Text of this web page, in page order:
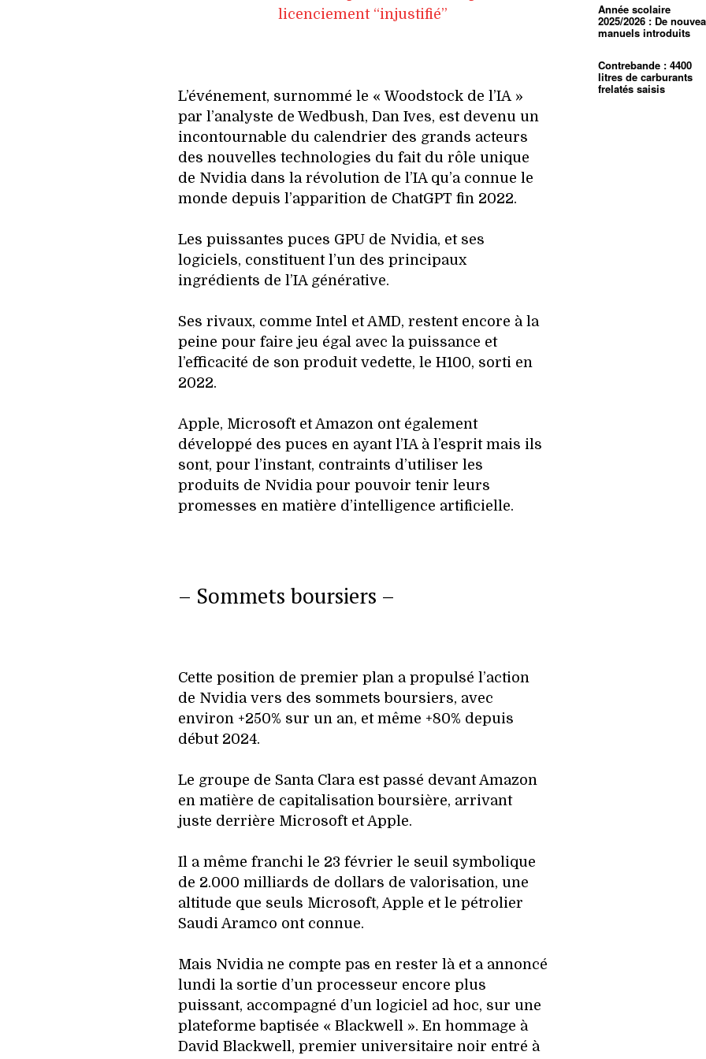
licenciement “injustifié”
L’événement, surnommé le « Woodstock de l’IA »
par l’analyste de Wedbush, Dan Ives, est devenu un
incontournable du calendrier des grands acteurs
des nouvelles technologies du fait du rôle unique
de Nvidia dans la révolution de l’IA qu’a connue le
monde depuis l’apparition de ChatGPT fin 2022.
Les puissantes puces GPU de Nvidia, et ses
logiciels, constituent l’un des principaux
ingrédients de l’IA générative.
Ses rivaux, comme Intel et AMD, restent encore à la
peine pour faire jeu égal avec la puissance et
l’efficacité de son produit vedette, le H100, sorti en
2022.
Apple, Microsoft et Amazon ont également
développé des puces en ayant l’IA à l’esprit mais ils
sont, pour l’instant, contraints d’utiliser les
produits de Nvidia pour pouvoir tenir leurs
promesses en matière d’intelligence artificielle.
– Sommets boursiers –
Cette position de premier plan a propulsé l’action
de Nvidia vers des sommets boursiers, avec
environ +250% sur un an, et même +80% depuis
début 2024.
Le groupe de Santa Clara est passé devant Amazon
en matière de capitalisation boursière, arrivant
juste derrière Microsoft et Apple.
Il a même franchi le 23 février le seuil symbolique
de 2.000 milliards de dollars de valorisation, une
altitude que seuls Microsoft, Apple et le pétrolier
Saudi Aramco ont connue.
Mais Nvidia ne compte pas en rester là et a annoncé
lundi la sortie d’un processeur encore plus
puissant, accompagné d’un logiciel ad hoc, sur une
plateforme baptisée « Blackwell ». En hommage à
David Blackwell, premier universitaire noir entré à
Année scolaire
2025/2026 : De
manuels introduits
Contrebande : 4400
litres de carburants
frelatés saisis